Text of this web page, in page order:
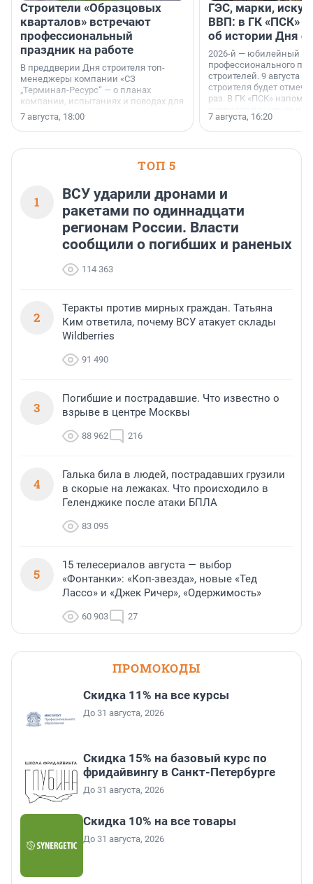
Строители «Образцовых
кварталов» встречают
профессиональный
праздник на работе
В преддверии Дня строителя топ-
менеджеры компании «СЗ
„Терминал-Ресурс“ — о планах
компании, испытаниях и поводах для
осторожного оптимизма.
7 августа, 18:00
ГЭС, марки,
ВВП: в ГК «ПСК»
об истории Дня
2026-й — юбилейный
профессионального
строителей. 9 августа
строителя будет
раз. В ГК «ПСК»
поменялась роль
7 августа, 16:20
ТОП 5
1
ВСУ ударили дронами и
ракетами по одиннадцати
регионам России. Власти
сообщили о погибших и раненых
114 363
2
Теракты против мирных граждан. Татьяна
Ким ответила, почему ВСУ атакует склады
Wildberries
91 490
3
Погибшие и пострадавшие. Что известно о
взрыве в центре Москвы
88 962 216
4
Галька била в людей, пострадавших грузили
в скорые на лежаках. Что происходило в
Геленджике после атаки БПЛА
83 095
5
15 телесериалов августа — выбор
«Фонтанки»: «Коп-звезда», новые «Тед
Лассо» и «Джек Ричер», «Одержимость»
60 903 27
ПРОМОКОДЫ
Скидка 11% на все курсы
До 31 августа, 2026
Скидка 15% на базовый курс по
фридайвингу в Санкт-Петербурге
До 31 августа, 2026
Скидка 10% на все товары
До 31 августа, 2026